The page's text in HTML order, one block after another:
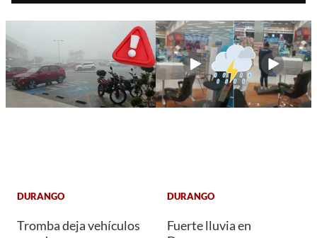
DURANGO
Tromba deja vehículos
DURANGO
Fuerte lluvia en